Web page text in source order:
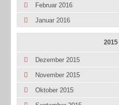
Februar 2016
Januar 2016
2015
Dezember 2015
November 2015
Oktober 2015